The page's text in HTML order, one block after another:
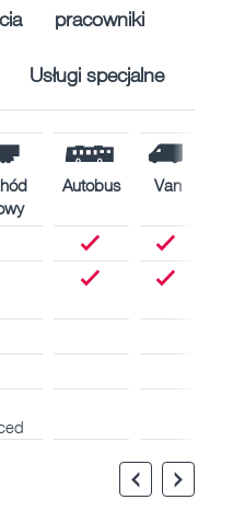
pracowniki
Usługi specjalne
Autobus Van